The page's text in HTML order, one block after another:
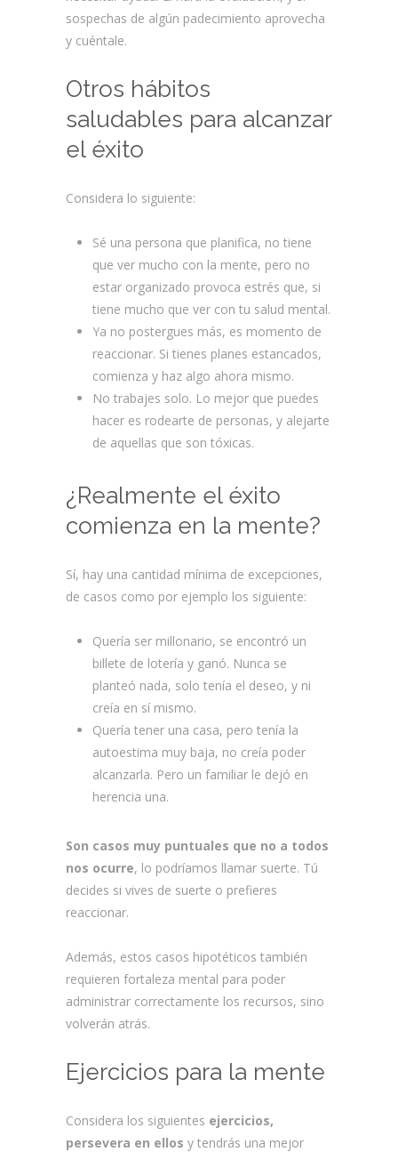
sospechas de algún padecimiento aprovecha
y cuéntale.
Otros hábitos
saludables para alcanzar
el éxito
Considera lo siguiente:
Sé una persona que planifica, no tiene
que ver mucho con la mente, pero no
estar organizado provoca estrés que, si
tiene mucho que ver con tu salud mental.
Ya no postergues más, es momento de
reaccionar. Si tienes planes estancados,
comienza y haz algo ahora mismo.
No trabajes solo. Lo mejor que puedes
hacer es rodearte de personas, y alejarte
de aquellas que son tóxicas.
¿Realmente el éxito
comienza en la mente?
Sí, hay una cantidad mínima de excepciones,
de casos como por ejemplo los siguiente:
Quería ser millonario, se encontró un
billete de lotería y ganó. Nunca se
planteó nada, solo tenía el deseo, y ni
creía en sí mismo.
Quería tener una casa, pero tenía la
autoestima muy baja, no creía poder
alcanzarla. Pero un familiar le dejó en
herencia una.
Son casos muy puntuales que no a todos
nos ocurre, lo podríamos llamar suerte. Tú
decides si vives de suerte o prefieres
reaccionar.
Además, estos casos hipotéticos también
requieren fortaleza mental para poder
administrar correctamente los recursos, sino
volverán atrás.
Ejercicios para la mente
Considera los siguientes ejercicios,
persevera en ellos y tendrás una mejor